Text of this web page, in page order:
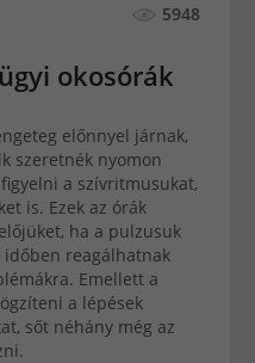
5948
okosórák
előnnyel járnak,
szeretnék nyomon
a szívritmusukat,
is. Ezek az órák
ha a pulzusuk
időben reagálhatnak
Emellett a
a lépések
sőt néhány még az